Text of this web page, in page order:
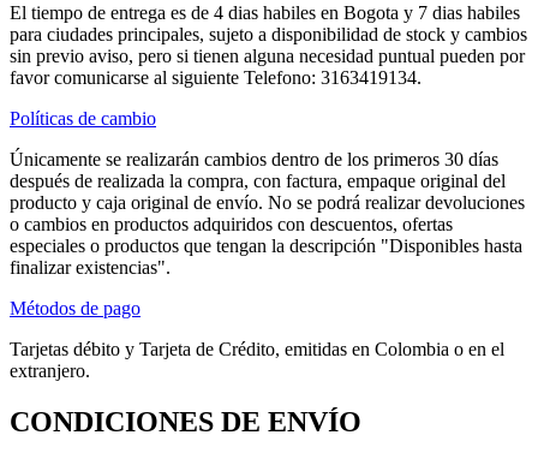
El tiempo de entrega es de 4 dias habiles en Bogota y 7 dias habiles
para ciudades principales, sujeto a disponibilidad de stock y cambios
sin previo aviso, pero si tienen alguna necesidad puntual pueden por
favor comunicarse al siguiente Telefono: 3163419134.
Políticas de cambio
Únicamente se realizarán cambios dentro de los primeros 30 días
después de realizada la compra, con factura, empaque original del
producto y caja original de envío. No se podrá realizar devoluciones
o cambios en productos adquiridos con descuentos, ofertas
especiales o productos que tengan la descripción "Disponibles hasta
finalizar existencias".
Métodos de pago
Tarjetas débito y Tarjeta de Crédito, emitidas en Colombia o en el
extranjero.
CONDICIONES DE ENVÍO